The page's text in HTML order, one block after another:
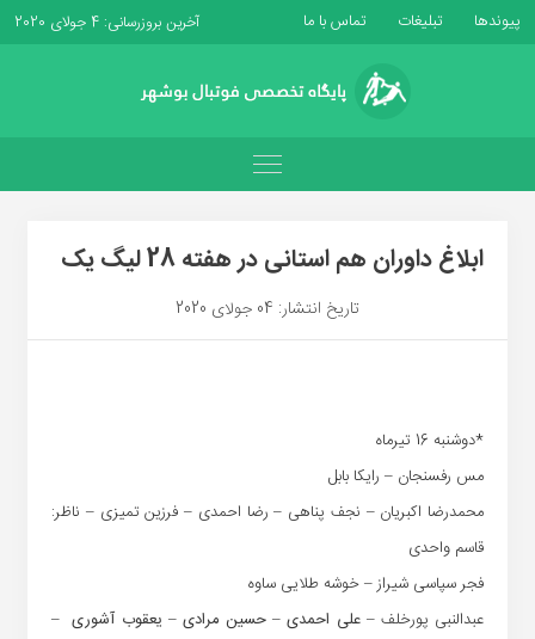
پیوندها تبلیغات تماس با ما آخرین بروزرسانی: 4 جولای 2020
ابلاغ داوران هم استانی در هفته 28 لیگ یک
تاریخ انتشار: 04 جولای 2020
*دوشنبه 16 تیرماه
مس رفسنجان – رایکا بابل
محمدرضا اکبریان – نجف پناهی – رضا احمدی – فرزین تمیزی – ناظر:
قاسم واحدی
فجر سپاسی شیراز – خوشه طلایی ساوه
عبدالنبی پورخلف –علی احمدی – حسین مرادی – یعقوب آشوری–